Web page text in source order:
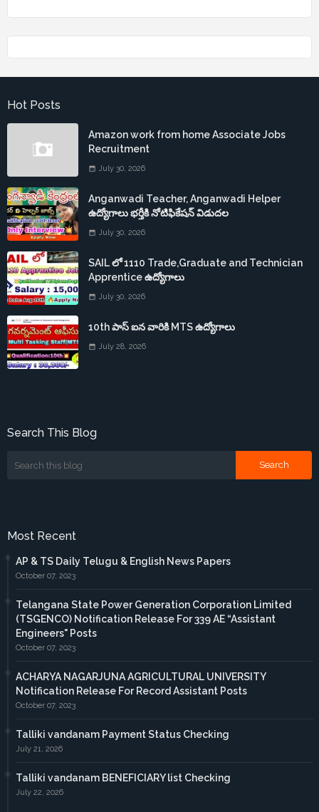
Hot Posts
Amazon work from home Associate Jobs
Recruitment
July 30, 2026
Anganwadi Teacher, Anganwadi Helper
ఉద్యోగాలు భర్తీకి నోటిఫికేషన్ విడుదల
July 30, 2026
SAIL లో 1110 Trade,Graduate and Technician
Apprentice ఉద్యోగాలు
July 30, 2026
10th పాస్ ఐన వారికి MTS ఉద్యోగాలు
July 28, 2026
Search This Blog
Most Recent
AP & TS Daily Telugu & English News Papers
October 07, 2023
Telangana State Power Generation Corporation Limited
(TSGENCO) Notification Release For 339 AE “Assistant
Engineers" Posts
October 07, 2023
ACHARYA NAGARJUNA AGRICULTURAL UNIVERSITY
Notification Release For Record Assistant Posts
October 07, 2023
Talliki vandanam Payment Status Checking
July 21, 2026
Talliki vandanam BENEFICIARY list Checking
July 22, 2026